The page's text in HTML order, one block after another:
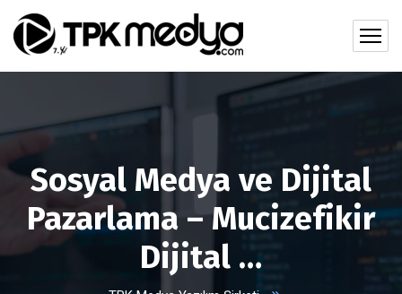
Sosyal Medya ve Dijital
Pazarlama – Mucizefikir
Dijital …